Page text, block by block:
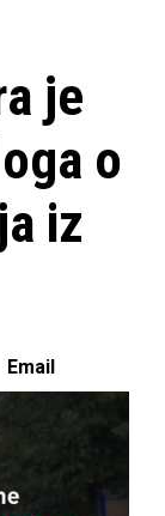
je
o
iz
Email